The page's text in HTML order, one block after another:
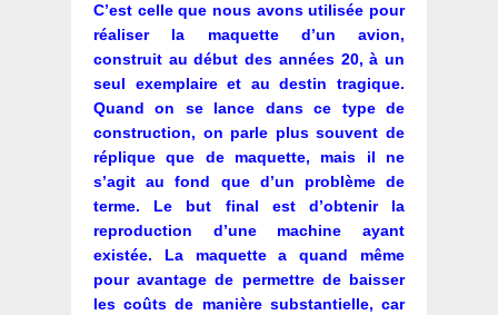
C’est celle que nous avons utilisée pour
réaliser la maquette d’un avion,
construit au début des années 20, à un
seul exemplaire et au destin tragique.
Quand on se lance dans ce type de
construction, on parle plus souvent de
réplique que de maquette, mais il ne
s’agit au fond que d’un problème de
terme. Le but final est d’obtenir la
reproduction d’une machine ayant
existée. La maquette a quand même
pour avantage de permettre de baisser
les coûts de manière substantielle, car